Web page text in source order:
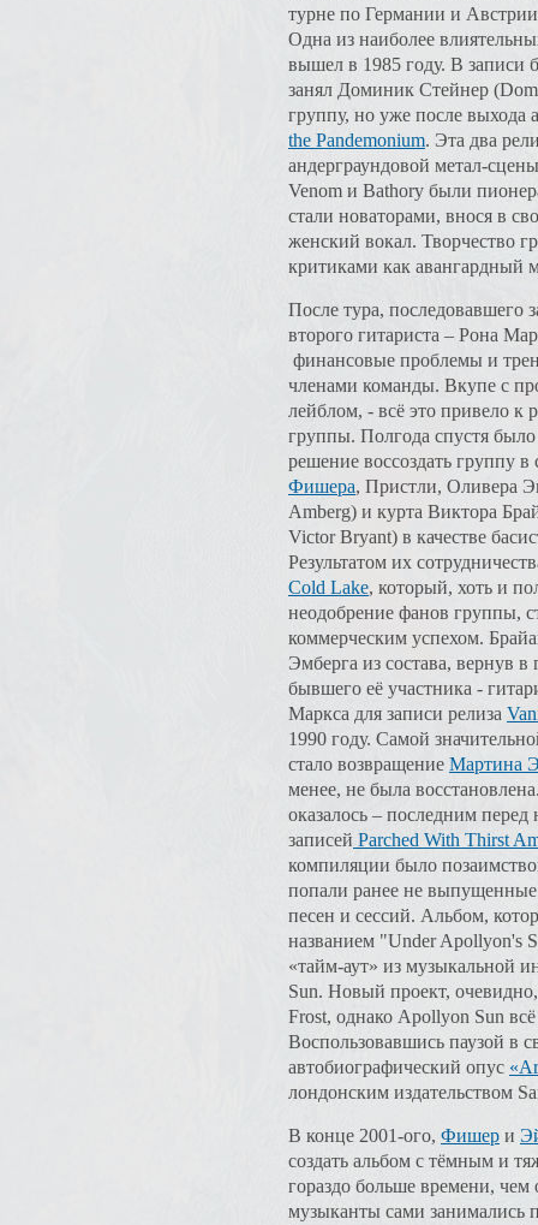
турне по Германии и
Одна из наиболее
вышел в 1985 году. В записи
занял Доминик Стейнер
группу, но уже после выхода
the Pandemonium. Эта два
андерграундовой метал-
Venom и Bathory были
стали новаторами, внося в
женский вокал. Творчество
критиками как авангардный
После тура, последовавшего
второго гитариста – Рона
финансовые проблемы и
членами команды. Вкупе с
лейблом, - всё это привело к
группы. Полгода спустя
решение воссоздать группу в
Фишера, Пристли, Оливера
Amberg) и курта Виктора
Victor Bryant) в качестве
Результатом их
Cold Lake, который, хоть и
неодобрение фанов группы,
коммерческим успехом.
Эмберга из состава, вернув в
бывшего её участника -
Маркса для записи релиза
1990 году. Самой
стало возвращение Мартина
менее, не была
оказалось – последним
записей Parched With Thirst
компиляции было
попали ранее не
песен и сессий. Альбом,
названием "Under Apollyon's
«тайм-аут» из музыкальной
Sun. Новый проект,
Frost, однако Apollyon Sun
Воспользовавшись паузой в
автобиографический опус
лондонским издательством
В конце 2001-ого, Фишер и
создать альбом с тёмным и
гораздо больше времени, чем
музыканты сами занимались